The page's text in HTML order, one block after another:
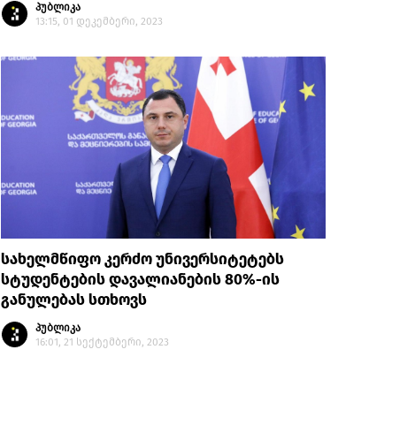
პუბლიკა
13:15, 01 დეკემბერი, 2023
სახელმწიფო კერძო უნივერსიტეტებს
სტუდენტების დავალიანების 80%-ის
განულებას სთხოვს
პუბლიკა
16:01, 21 სექტემბერი, 2023